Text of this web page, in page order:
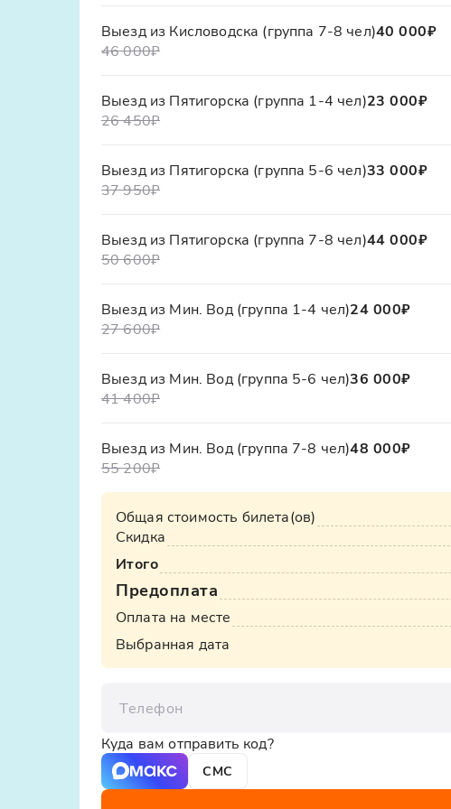
Выезд из Кисловодска (группа 7-8 чел)40 000₽
46 000₽
Выезд из Пятигорска (группа 1-4 чел)23 000₽
26 450₽
Выезд из Пятигорска (группа 5-6 чел)33 000₽
37 950₽
Выезд из Пятигорска (группа 7-8 чел)44 000₽
50 600₽
Выезд из Мин. Вод (группа 1-4 чел)24 000₽
27 600₽
Выезд из Мин. Вод (группа 5-6 чел)36 000₽
41 400₽
Выезд из Мин. Вод (группа 7-8 чел)48 000₽
55 200₽
Общая стоимость билета(ов)
Скидка
Итого
Предоплата
Оплата на месте
Выбранная дата
Куда вам отправить код?
СМС